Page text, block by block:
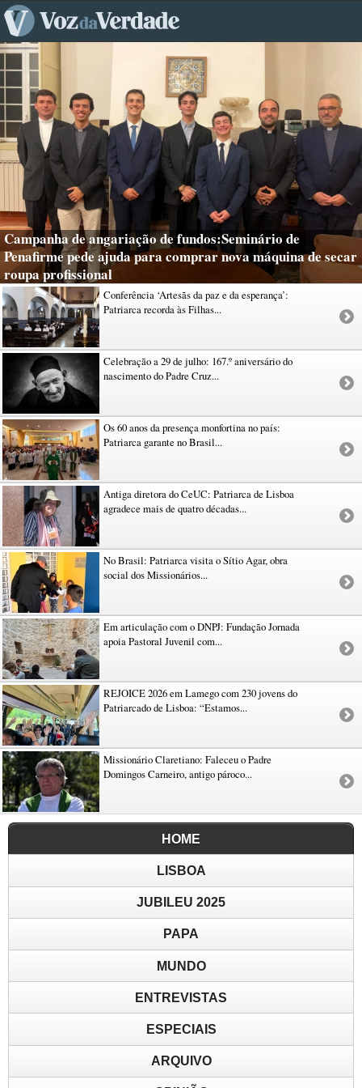
Campanha de angariação de fundos:Seminário de
Penafirme pede ajuda para comprar nova máquina de secar
roupa profissional
Conferência ‘Artesãs da paz e da esperança’:
Patriarca recorda às Filhas...
Celebração a 29 de julho: 167.º aniversário do
nascimento do Padre Cruz...
Os 60 anos da presença monfortina no país:
Patriarca garante no Brasil...
Antiga diretora do CeUC: Patriarca de Lisboa
agradece mais de quatro décadas...
No Brasil: Patriarca visita o Sítio Agar, obra
social dos Missionários...
Em articulação com o DNPJ: Fundação Jornada
apoia Pastoral Juvenil com...
REJOICE 2026 em Lamego com 230 jovens do
Patriarcado de Lisboa: “Estamos...
Missionário Claretiano: Faleceu o Padre
Domingos Carneiro, antigo pároco...
HOME
LISBOA
JUBILEU 2025
PAPA
MUNDO
ENTREVISTAS
ESPECIAIS
ARQUIVO